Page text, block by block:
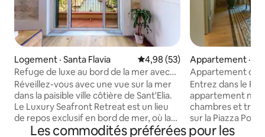
Logement · Santa Flavia Note moyenne de 4,98 sur 5,
4,98 (53)
Refuge de luxe au bord de la mer avec
une vue imprenable
Réveillez-vous avec une vue sur la mer
dans la paisible ville côtière de Sant'Elia.
Le Luxury Seafront Retreat est un lieu
de repos exclusif en bord de mer, où la
Méditerranée fait partie intégrante de
Appartement ·
Appartement de
d'or dans le
Entrez dans le
appartement
chambres et trois
sur la Piazza
du théâtre
Les commodités préférées pour les